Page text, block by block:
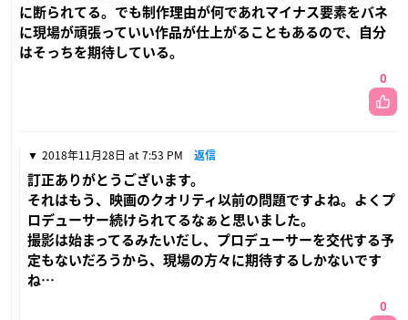
に断られてる。でも制作理由が何であれマイナス要素をバネ
に現場が頑張っていい作品が仕上がることもあるので、自分
はそっちを期待している。
0
2018年11月28日 at 7:53 PM 返信
訂正ありがとうございます。
それはもう、映画のクオリティ以前の問題ですよね。よくプ
ロデューサー続けられてるなぁと思いました。
撮影は始まってるみたいだし、プロデューサーを交代する予
定もないだろうから、現場の方々に期待するしかないです
ね…
0